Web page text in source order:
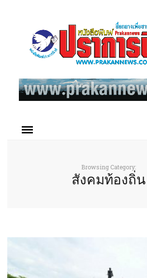
Browsing Category:
สังคมท้องถิ่น